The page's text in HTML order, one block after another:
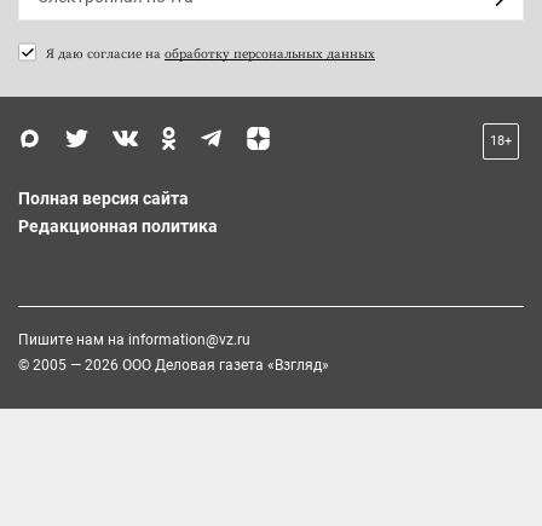
Я даю согласие на обработку персональных данных
18+
Полная версия сайта
Редакционная политика
Пишите нам на information@vz.ru
© 2005 — 2026 ООО Деловая газета «Взгляд»